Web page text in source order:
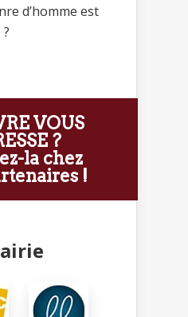
d’homme est
VOUS
?
la chez
!